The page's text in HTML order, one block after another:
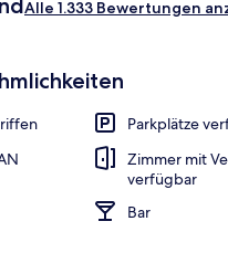
Alle 1.333 Bewertungen
Parkplätze
Zimmer mit
verfügbar
Bar